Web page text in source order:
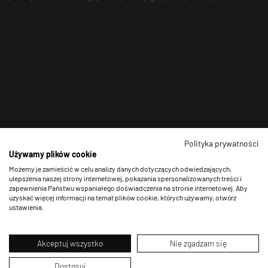
Polityka prywatności
Używamy plików cookie
Możemy je zamieścić w celu analizy danych dotyczących odwiedzających,
ulepszenia naszej strony internetowej, pokazania spersonalizowanych treści i
zapewnienia Państwu wspaniałego doświadczenia na stronie internetowej. Aby
uzyskać więcej informacji na temat plików cookie, których używamy, otwórz
ustawienia.
Akceptuj wszystko Nie zgadzam się
Dostosuj